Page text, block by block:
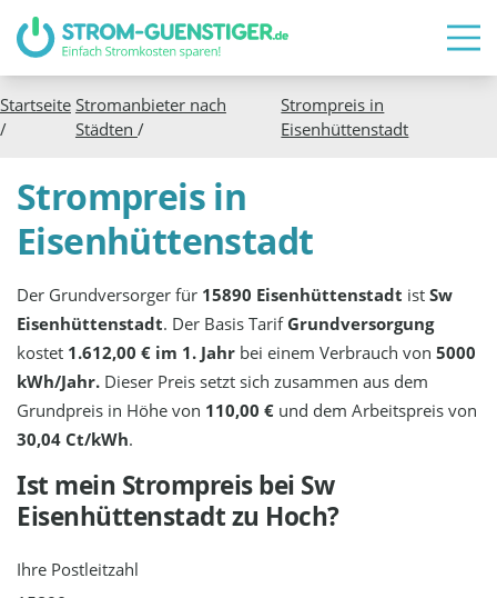
Startseite
/
Stromanbieter nach
Städten /
Strompreis in
Eisenhüttenstadt
Strompreis in
Eisenhüttenstadt
Der Grundversorger für 15890 Eisenhüttenstadt istSw
Eisenhüttenstadt. Der Basis Tarif Grundversorgung
kostet 1.612,00 € im 1. Jahr bei einem Verbrauch von5000
kWh/Jahr. Dieser Preis setzt sich zusammen aus dem
Grundpreis in Höhe von 110,00 € und dem Arbeitspreis von
30,04 Ct/kWh.
Ist mein Strompreis bei Sw
Eisenhüttenstadtzu Hoch?
Ihre Postleitzahl